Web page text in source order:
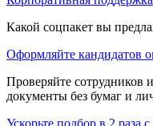
Какой соцпакет вы
Оформляйте кандидатов
Проверяйте сотрудников
документы без бумаг и
Ускорьте подбор в 2 раза